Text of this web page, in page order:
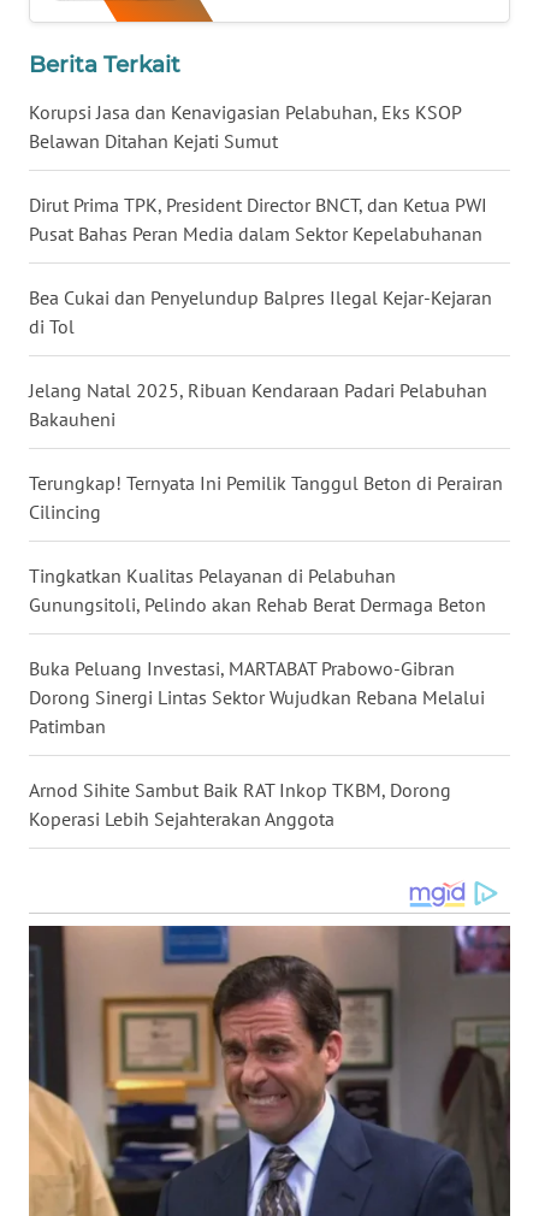
Berita Terkait
Korupsi Jasa dan Kenavigasian Pelabuhan, Eks KSOP
Belawan Ditahan Kejati Sumut
Dirut Prima TPK, President Director BNCT, dan Ketua PWI
Pusat Bahas Peran Media dalam Sektor Kepelabuhanan
Bea Cukai dan Penyelundup Balpres Ilegal Kejar-Kejaran
di Tol
Jelang Natal 2025, Ribuan Kendaraan Padari Pelabuhan
Bakauheni
Terungkap! Ternyata Ini Pemilik Tanggul Beton di Perairan
Cilincing
Tingkatkan Kualitas Pelayanan di Pelabuhan
Gunungsitoli, Pelindo akan Rehab Berat Dermaga Beton
Buka Peluang Investasi, MARTABAT Prabowo-Gibran
Dorong Sinergi Lintas Sektor Wujudkan Rebana Melalui
Patimban
Arnod Sihite Sambut Baik RAT Inkop TKBM, Dorong
Koperasi Lebih Sejahterakan Anggota
GORONTALO
SULUT
MALUKU
WN
MALUT
WN
DAIRI
WN
DANAU
TOBA
NIAS
LANGKAT
WN
SELATAN
WN
SIMALUNGUN
WN
LABUHANBATU